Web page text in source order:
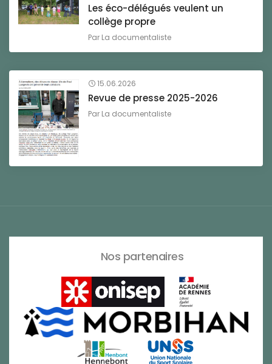
Les éco-délégués veulent un
collège propre
Par La documentaliste
15.06.2026
Revue de presse 2025-2026
Par La documentaliste
Nos partenaires